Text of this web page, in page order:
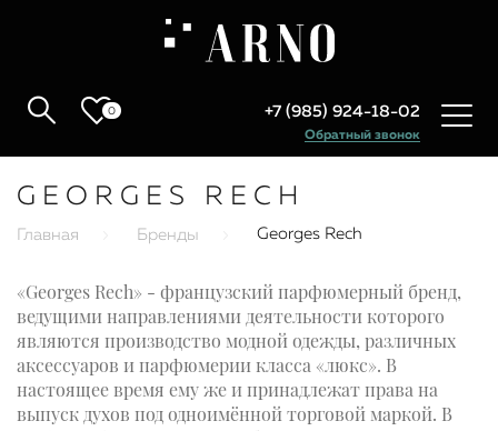
0 +7 (985) 924-18-02
Обратный звонок
GEORGES RECH
Главная Бренды Georges Rech
«Georges Rech» - французский парфюмерный бренд,
ведущими направлениями деятельности которого
являются производство модной одежды, различных
аксессуаров и парфюмерии класса «люкс». В
настоящее время ему же и принадлежат права на
выпуск духов под одноимённой торговой маркой. В